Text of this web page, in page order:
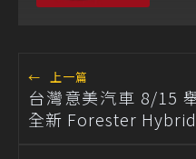
← 上一篇
台灣意美汽車 8/15
全新 Forester